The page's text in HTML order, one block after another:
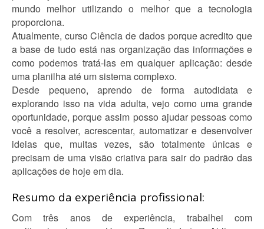
mundo melhor utilizando o melhor que a tecnologia
proporciona.
Atualmente, curso Ciência de dados porque acredito que
a base de tudo está nas organização das informações e
como podemos tratá-las em qualquer aplicação: desde
uma planilha até um sistema complexo.
Desde pequeno, aprendo de forma autodidata e
explorando isso na vida adulta, vejo como uma grande
oportunidade, porque assim posso ajudar pessoas como
você a resolver, acrescentar, automatizar e desenvolver
ideias que, muitas vezes, são totalmente únicas e
precisam de uma visão criativa para sair do padrão das
aplicações de hoje em dia.
Resumo da experiência profissional:
Com três anos de experiência, trabalhei com